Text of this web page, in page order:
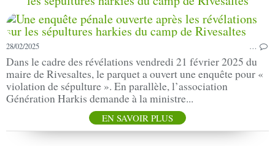
28/02/2025 …
Dans le cadre des révélations vendredi 21 février 2025 du
maire de Rivesaltes, le parquet a ouvert une enquête pour «
violation de sépulture ». En parallèle, l’association
Génération Harkis demande à la ministre...
EN SAVOIR PLUS